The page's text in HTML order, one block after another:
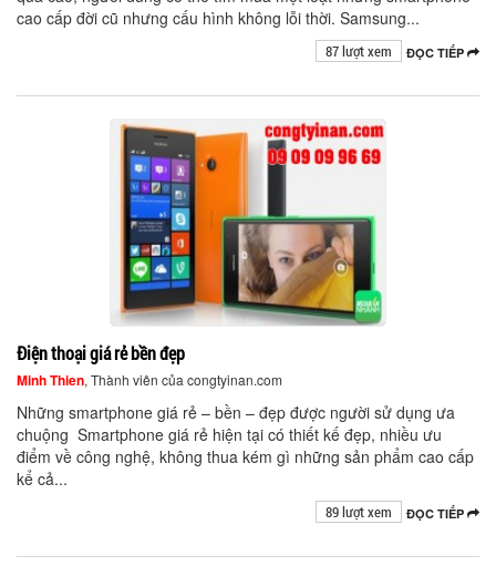
cao cấp đời cũ nhưng cấu hình không lỗi thời. Samsung...
ĐỌC TIẾP
87 lượt xem
Điện thoại giá rẻ bền đẹp
Minh Thien, Thành viên của congtyinan.com
Những smartphone giá rẻ – bền – đẹp được người sử dụng ưa
chuộng Smartphone giá rẻ hiện tại có thiết kế đẹp, nhiều ưu
điểm về công nghệ, không thua kém gì những sản phẩm cao cấp
kể cả...
ĐỌC TIẾP
89 lượt xem